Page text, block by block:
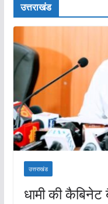
उत्तराखंड
उत्तराखंड
धामी की